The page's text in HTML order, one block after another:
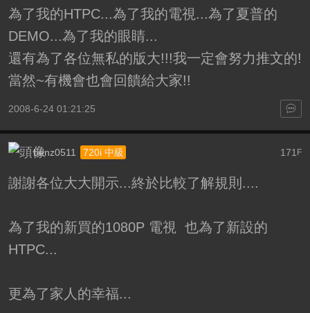
為了我的HTPC...為了我的電視...為了夏普的
DEMO...為了我的眼睛...
還有為了各位無私的版大!!!我一定會努力推文的!
當然~有機會也會回饋給大家!!
2008-6-24 01:21:25
171 F
benz0511 720i 中級
謝謝各位大大開示...終於比較了解規則....
為了我的新買的1080P 電視 也為了新設的
HTPC...
更為了家人的幸福...